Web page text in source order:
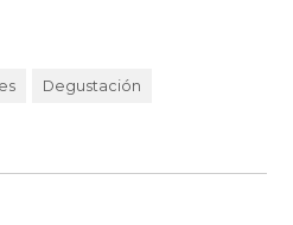
Degustación